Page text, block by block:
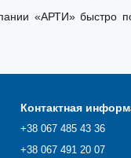
«АРТИ» быстро
Контактная
+38 067 485 43 36
+38 067 491 20 07